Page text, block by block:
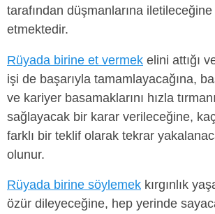
tarafından düşmanlarına
etmektedir.
Rüyada birine et vermek elini attığı
işi de başarıyla tamamlayacağına,
ve kariyer basamaklarını hızla
sağlayacak bir karar verileceğine,
farklı bir teklif olarak tekrar
olunur.
Rüyada birine söylemek kırgınlık
özür dileyeceğine, hep yerinde